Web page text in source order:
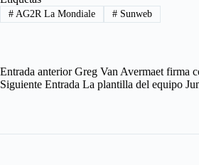
o
k
o
o
n
ia
e
#AG2R La Mondiale #Sunweb
Entrada anteriorGreg Van Avermaet firma
Siguiente Entrada La plantilla del equipo